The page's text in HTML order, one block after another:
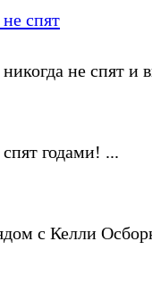
спят
не спят и
годами! ...
с Келли